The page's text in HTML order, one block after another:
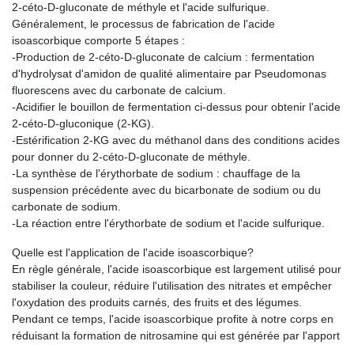
2-céto-D-gluconate de méthyle et l'acide sulfurique.
Généralement, le processus de fabrication de l'acide
isoascorbique comporte 5 étapes :
-Production de 2-céto-D-gluconate de calcium : fermentation
d'hydrolysat d'amidon de qualité alimentaire par Pseudomonas
fluorescens avec du carbonate de calcium.
-Acidifier le bouillon de fermentation ci-dessus pour obtenir l'acide
2-céto-D-gluconique (2-KG).
-Estérification 2-KG avec du méthanol dans des conditions acides
pour donner du 2-céto-D-gluconate de méthyle.
-La synthèse de l'érythorbate de sodium : chauffage de la
suspension précédente avec du bicarbonate de sodium ou du
carbonate de sodium.
-La réaction entre l'érythorbate de sodium et l'acide sulfurique.
Quelle est l'application de l'acide isoascorbique?
En règle générale, l'acide isoascorbique est largement utilisé pour
stabiliser la couleur, réduire l'utilisation des nitrates et empêcher
l'oxydation des produits carnés, des fruits et des légumes.
Pendant ce temps, l'acide isoascorbique profite à notre corps en
réduisant la formation de nitrosamine qui est générée par l'apport